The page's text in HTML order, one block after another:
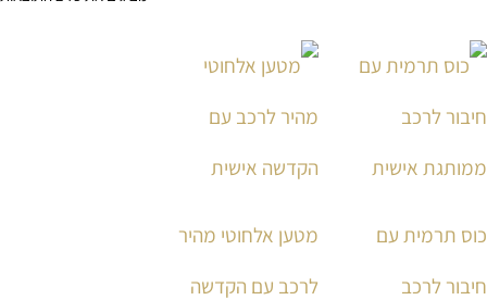
כוס תרמית עם
חיבור לרכב
האפשרויות
מטען אלחוטי מהיר
לרכב עם הקדשה